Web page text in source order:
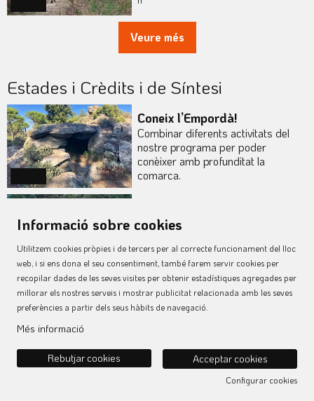
Veure més
Estades i Crèdits i de Síntesi
Coneix l’Empordà!
Combinar diferents activitats del
nostre programa per poder
conèixer amb profunditat la
comarca.
Actual
l’exili.
Retirada que es va originar al final
de la Guerra Civil Espanyola
Finalitzat
Entre mar i terra
Una activitat que es desenvolupa
Del dl. 15.06.26al dc. 17.06.26|
Informació sobre cookies
Utilitzem cookies pròpies i de tercers per al correcte funcionament del lloc
web, i si ens dona el seu consentiment, també farem servir cookies per
recopilar dades de les seves visites per obtenir estadístiques agregades per
millorar els nostres serveis i mostrar publicitat relacionada amb les seves
preferències a partir dels seus hàbits de navegació.
Més informació
Acceptar cookies
Rebutjar cookies
Configurar cookies